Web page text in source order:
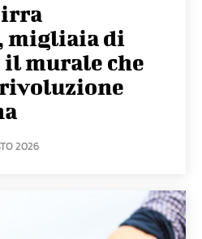
migliaia di
murale che
2026